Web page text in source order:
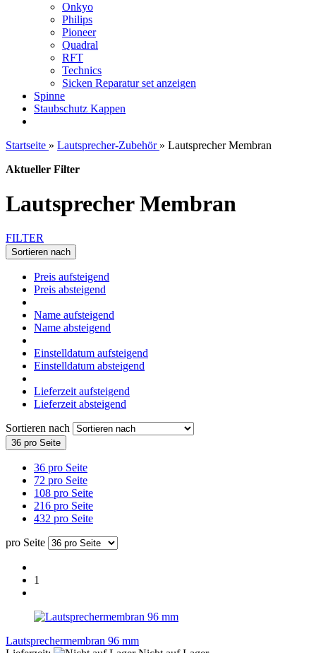
Onkyo
Philips
Pioneer
Quadral
RFT
Technics
Sicken Reparatur set anzeigen
Spinne
Staubschutz Kappen
Startseite » Lautsprecher-Zubehör » Lautsprecher Membran
Aktueller Filter
Lautsprecher Membran
FILTER
Sortieren nach
Preis aufsteigend
Preis absteigend
Name aufsteigend
Name absteigend
Einstelldatum aufsteigend
Einstelldatum absteigend
Lieferzeit aufsteigend
Lieferzeit absteigend
Sortieren nach
36 pro Seite
36 pro Seite
72 pro Seite
108 pro Seite
216 pro Seite
432 pro Seite
pro Seite
1
Lautsprechermembran 96 mm